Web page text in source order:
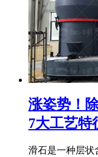
涨姿势！
7大工艺特
滑石是一种层状